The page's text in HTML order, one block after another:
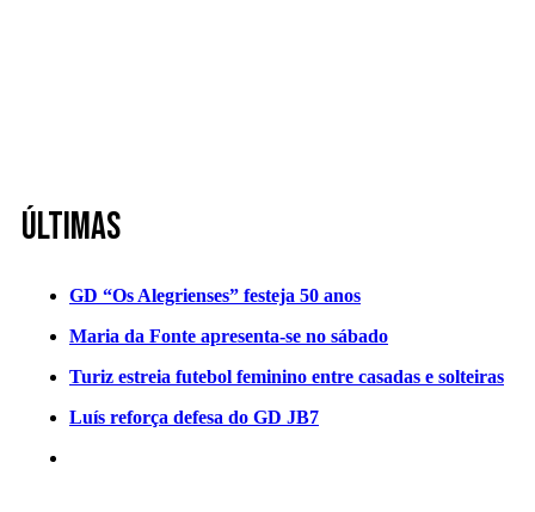
Últimas
GD “Os Alegrienses” festeja 50 anos
Maria da Fonte apresenta-se no sábado
Turiz estreia futebol feminino entre casadas e solteiras
Luís reforça defesa do GD JB7